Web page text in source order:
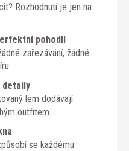
Rozhodnutí je jen na
pohodlí
zařezávání, žádné
detaily
lem dodávají
outfitem.
se každému